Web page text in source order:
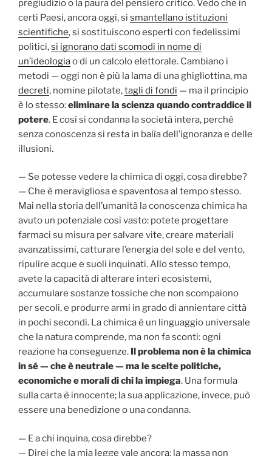
pregiudizio o la paura del pensiero critico. Vedo che in
certi Paesi, ancora oggi, si smantellano istituzioni
scientifiche, si sostituiscono esperti con fedelissimi
politici,si ignorano dati scomodi in nome di
un’ideologiao di un calcolo elettorale. Cambiano i
metodi — oggi non è più la lama di una ghigliottina, ma
decreti, nomine pilotate,tagli di fondi — ma il principio
è lo stesso:eliminare la scienza quando contraddice il
potere. E così si condanna la società intera, perché
senza conoscenza si resta in balìa dell’ignoranza e delle
illusioni.
— Se potesse vedere la chimica di oggi, cosa direbbe?
— Che è meravigliosa e spaventosa al tempo stesso.
Mai nella storia dell’umanità la conoscenza chimica ha
avuto un potenziale così vasto: potete progettare
farmaci su misura per salvare vite, creare materiali
avanzatissimi, catturare l’energia del sole e del vento,
ripulire acque e suoli inquinati. Allo stesso tempo,
avete la capacità di alterare interi ecosistemi,
accumulare sostanze tossiche che non scompaiono
per secoli, e produrre armi in grado di annientare città
in pochi secondi. La chimica è un linguaggio universale
che la natura comprende, ma non fa sconti: ogni
reazione ha conseguenze. Il problema non è la chimica
in sé — che è neutrale — ma le scelte politiche,
economiche e morali di chi la impiega. Una formula
sulla carta è innocente; la sua applicazione, invece, può
essere una benedizione o una condanna.
— E a chi inquina, cosa direbbe?
— Direi che la mia legge vale ancora: la massa non